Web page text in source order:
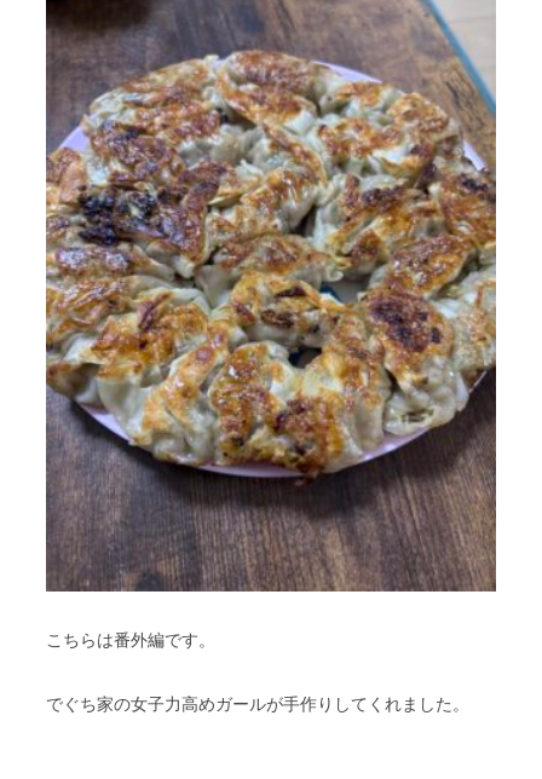
こちらは番外編です。
でぐち家の女子力高めガールが手作りしてくれました。